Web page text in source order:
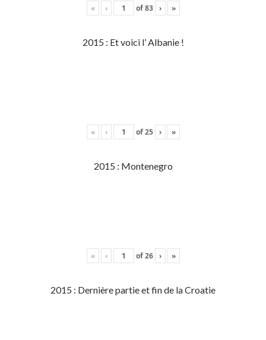
« ‹ of83 › »
2015 : Et voici l’ Albanie !
« ‹ of25 › »
2015 : Montenegro
« ‹ of26 › »
2015 : Dernière partie et fin de la Croatie